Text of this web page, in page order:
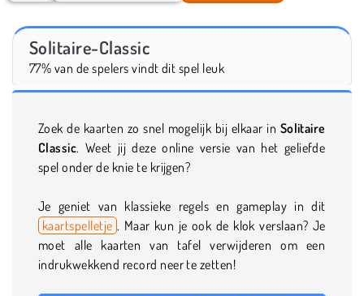
Solitaire-Classic
77% van de spelers vindt dit spel leuk
Zoek de kaarten zo snel mogelijk bij elkaar in Solitaire
Classic. Weet jij deze online versie van het geliefde
spel onder de knie te krijgen?
Je geniet van klassieke regels en gameplay in dit
kaartspelletje . Maar kun je ook de klok verslaan? Je
moet alle kaarten van tafel verwijderen om een
indrukwekkend record neer te zetten!